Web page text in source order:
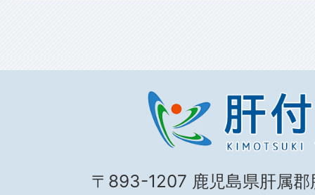
〒893-1207 鹿児島県肝属